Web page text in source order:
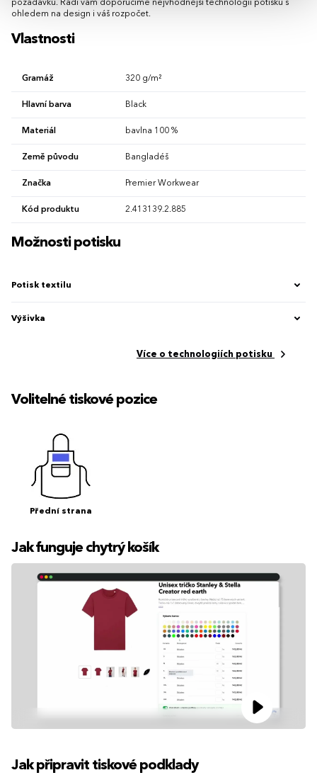
požadavků. Rádi vám doporučíme nejvhodnější technologii potisku s
ohledem na design i váš rozpočet.
Vlastnosti
Gramáž 320 g/m²
Hlavní barva Black
Materiál bavlna 100 %
Země původu Bangladéš
Značka Premier Workwear
Kód produktu 2.413139.2.885
Možnosti potisku
Potisk textilu
Výšivka
Více o technologiích potisku
Volitelné tiskové pozice
Přední strana
Jak funguje chytrý košík
Jak připravit tiskové podklady